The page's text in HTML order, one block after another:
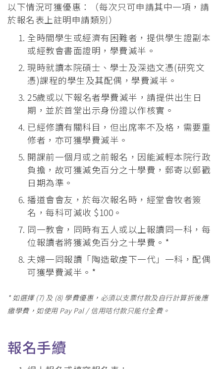
以下情況可獲優惠：（每次只可申請其中一項，請
於報名表上註明申請類別）
全時間學生或經濟有困難者，提供學生證副本
或經教會書面證明，學費減半。
現時就讀本院碩士、學士及深造文憑(研究文
憑)課程的學生及其配偶，學費減半。
25歲或以下報名者學費減半，請提供出生日
期，並於首堂出示身份證以作核實。
已經修讀有關科目，但出席率不及格，需要重
修者，亦可獲學費減半。
開課前一個月或之前報名，因能減輕本院行政
負擔，故可獲減免百分之十學費，郵寄以郵戳
日期為準。
播道會會友，於每次報名時，經堂會牧者簽
名，每科可減收 $100。
同一教會，同時有五人或以上報讀同一科，每
位報讀者將獲減免百分之十學費。*
夫婦一同報讀「陶造敬虔下一代」一科，配偶
可獲學費減半。*
* 如選擇 (7) 及 (8) 學費優惠，必須以支票付款及自行計算折後應
繳學費，如使用 Pay Pal / 信用咭付款只能付全費。
報名手續